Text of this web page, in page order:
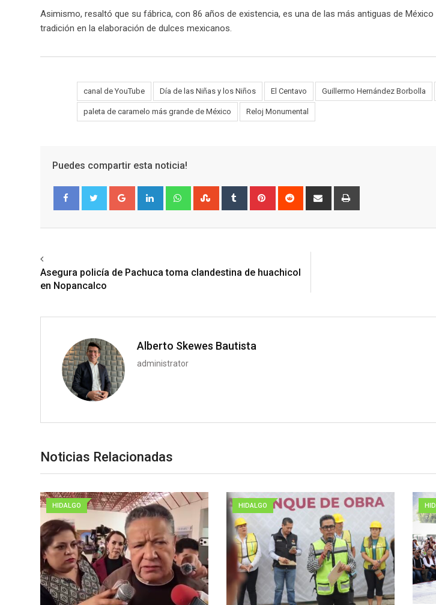
Asimismo, resaltó que su fábrica, con 86 años de existencia, es una de las más antiguas de México
tradición en la elaboración de dulces mexicanos.
canal de YouTube Día de las Niñas y los Niños El Centavo Guillermo Hernández Borbolla
paleta de caramelo más grande de México Reloj Monumental
Puedes compartir esta noticia!
Google+ LinkedIn WhatsappStumbleUpon
Tumblr Pinterest Reddit
Share
Asegura policía de Pachuca toma clandestina de huachicol
en Nopancalco
Alberto Skewes Bautista
administrator
Noticias Relacionadas
HIDALGO HIDALGO